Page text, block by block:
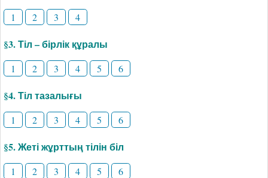
1 2 3 4
§3. Тіл – бірлік құралы
1 2 3 4 5 6
§4. Тіл тазалығы
1 2 3 4 5 6
§5. Жеті жұрттың тілін біл
1 2 3 4 5 6